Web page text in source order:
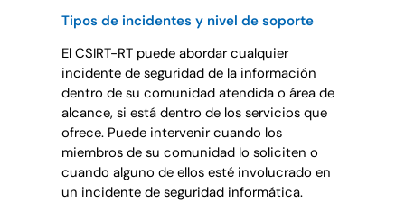
Tipos de incidentes y nivel de soporte
El CSIRT-RT puede abordar cualquier
incidente de seguridad de la información
dentro de su comunidad atendida o área de
alcance, si está dentro de los servicios que
ofrece. Puede intervenir cuando los
miembros de su comunidad lo soliciten o
cuando alguno de ellos esté involucrado en
un incidente de seguridad informática.